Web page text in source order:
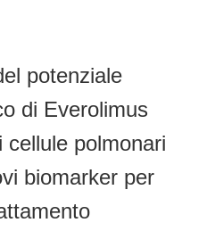
potenziale
di Everolimus
cellule polmonari
biomarker per